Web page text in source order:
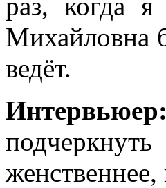
Михайловна
ведёт.
Интервьюер: